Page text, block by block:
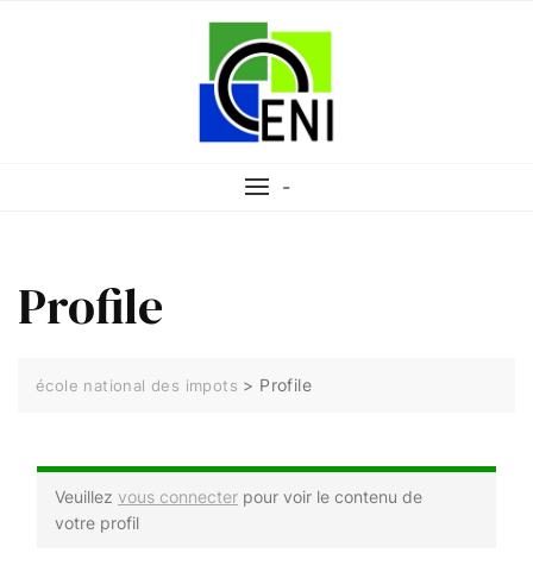
-
Profile
école national des impots > Profile
Veuillez vous connecter pour voir le contenu de
votre profil